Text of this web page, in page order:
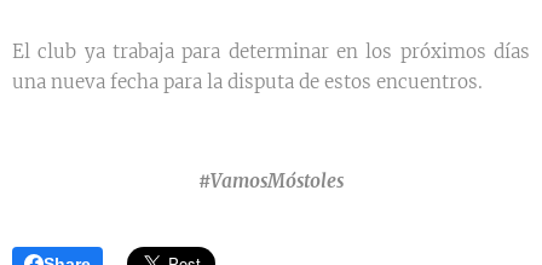
El club ya trabaja para determinar en los próximos días
una nueva fecha para la disputa de estos encuentros.
#VamosMóstoles